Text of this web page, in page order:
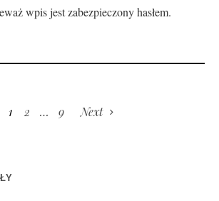
wpis jest zabezpieczony hasłem.
1 2 … 9 Next